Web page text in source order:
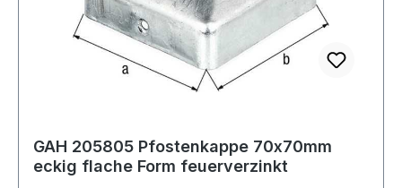
GAH 205805 Pfostenkappe 70x70mm
eckig flache Form feuerverzinkt